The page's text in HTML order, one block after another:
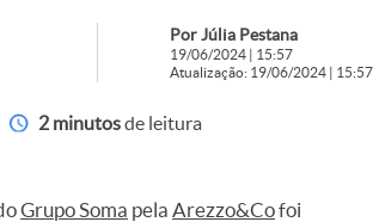
Por Júlia Pestana
19/06/2024 | 15:57
Atualização: 19/06/2024 | 15:57
2 minutosde leitura
Grupo Soma pela Arezzo&Cofoi